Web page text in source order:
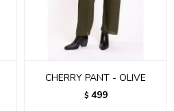
CHERRY PANT - OLIVE
$ 499